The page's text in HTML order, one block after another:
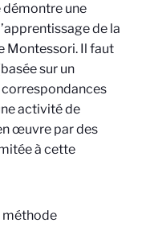
démontre une
de la
Montessori. Il faut
sur un
activité de
œuvre par des
à cette
méthode